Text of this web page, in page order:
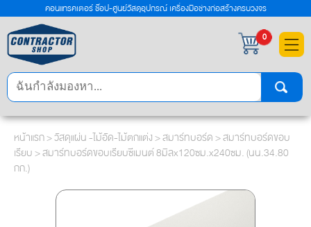
×
คอนแทรคเตอร์ ช๊อป-ศูนย์วัสดุอุปกรณ์ เครื่องมือช่างก่อสร้างครบวงจร
0
หน้าแรก>วัสดุแผ่น -ไม้อัด-ไม้ตกแต่ง>สมาร์ทบอร์ด>สมาร์ทบอร์ดขอบ
เรียบ> สมาร์ทบอร์ดขอบเรียบซีเมนต์ 8มิลx120ซม.x240ซม. (นน.34.80
กก.)